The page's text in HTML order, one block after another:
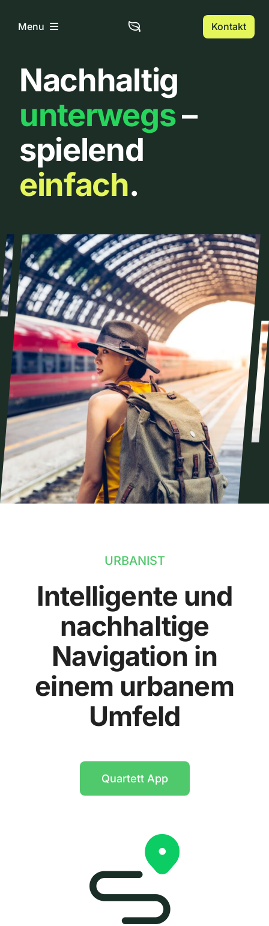
InhaltMenu
Home
Über uns
Urbanlist
Kontakt
Nachhaltig
unterwegs–
spielend
einfach.
URBANIST
Intelligente und
nachhaltige
Navigation in
einem urbanem
Umfeld
Quartett App